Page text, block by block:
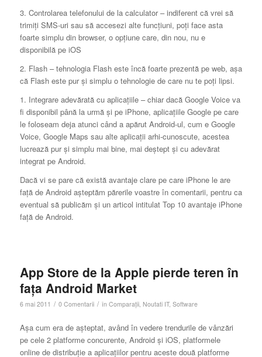
3. Controlarea telefonului de la calculator – indiferent că vrei să
trimiţi SMS-uri sau să accesezi alte funcţiuni, poţi face asta
foarte simplu din browser, o opţiune care, din nou, nu e
disponibilă pe iOS
2. Flash – tehnologia Flash este încă foarte prezentă pe web, aşa
că Flash este pur şi simplu o tehnologie de care nu te poţi lipsi.
1. Integrare adevărată cu aplicaţiile – chiar dacă Google Voice va
fi disponibil până la urmă şi pe iPhone, aplicaţiile Google pe care
le foloseam deja atunci când a apărut Android-ul, cum e Google
Voice, Google Maps sau alte aplicaţii arhi-cunoscute, acestea
lucrează pur şi simplu mai bine, mai deştept şi cu adevărat
integrat pe Android.
Dacă vi se pare că există avantaje clare pe care iPhone le are
faţă de Android aşteptăm părerile voastre în comentarii, pentru ca
eventual să publicăm şi un articol intitulat Top 10 avantaje iPhone
faţă de Android.
App Store de la Apple pierde teren în
faţa Android Market
6 mai 2011 / 0 Comentarii / în Comparaţii, Noutati IT, Software
Aşa cum era de aşteptat, având în vedere trendurile de vânzări
pe cele 2 platforme concurente, Android şi iOS, platformele
online de distribuţie a aplicaţiilor pentru aceste două platforme